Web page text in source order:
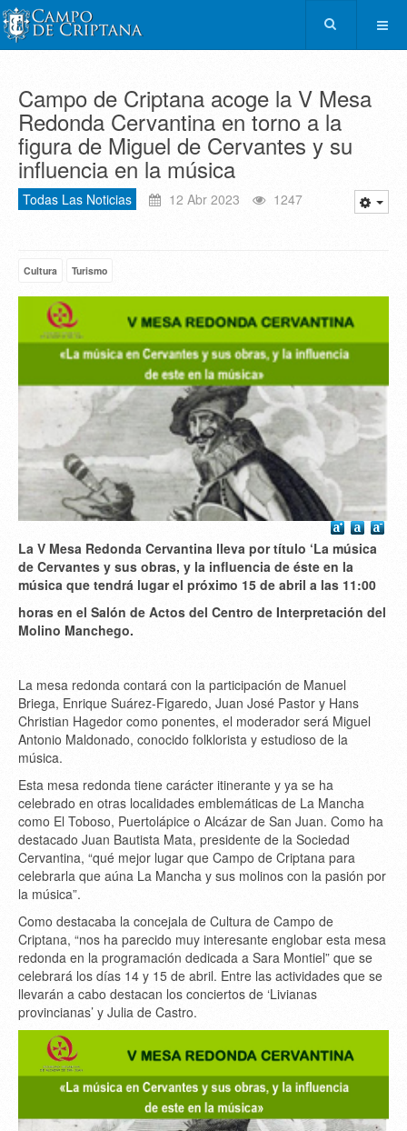
Campo de Criptana acoge la V Mesa
Redonda Cervantina en torno a la
figura de Miguel de Cervantes y su
influencia en la música
Todas Las Noticias 12 Abr 2023 1247
Cultura Turismo
La V Mesa Redonda Cervantina lleva por título ‘La música
de Cervantes y sus obras, y la influencia de éste en la
música que tendrá lugar el próximo 15 de abril a las 11:00
horas en el Salón de Actos del Centro de Interpretación del
Molino Manchego.
La mesa redonda contará con la participación de Manuel
Briega, Enrique Suárez-Figaredo, Juan José Pastor y Hans
Christian Hagedor como ponentes, el moderador será Miguel
Antonio Maldonado, conocido folklorista y estudioso de la
música.
Esta mesa redonda tiene carácter itinerante y ya se ha
celebrado en otras localidades emblemáticas de La Mancha
como El Toboso, Puertolápice o Alcázar de San Juan. Como ha
destacado Juan Bautista Mata, presidente de la Sociedad
Cervantina, “qué mejor lugar que Campo de Criptana para
celebrarla que aúna La Mancha y sus molinos con la pasión por
la música”.
Como destacaba la concejala de Cultura de Campo de
Criptana, “nos ha parecido muy interesante englobar esta mesa
redonda en la programación dedicada a Sara Montiel” que se
celebrará los días 14 y 15 de abril. Entre las actividades que se
llevarán a cabo destacan los conciertos de ‘Livianas
provincianas’ y Julia de Castro.